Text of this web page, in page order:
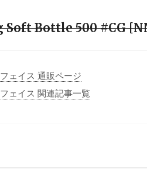
Bottle 500 #CG
ェイス 通販ページ
ェイス 関連記事一覧